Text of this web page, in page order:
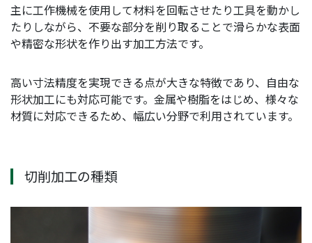
主に工作機械を使用して材料を回転させたり工具を動かし
たりしながら、不要な部分を削り取ることで滑らかな表面
や精密な形状を作り出す加工方法です。
高い寸法精度を実現できる点が大きな特徴であり、自由な
形状加工にも対応可能です。金属や樹脂をはじめ、様々な
材質に対応できるため、幅広い分野で利用されています。
切削加工の種類